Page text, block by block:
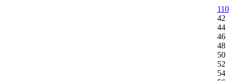
42
44
46
48
50
52
54